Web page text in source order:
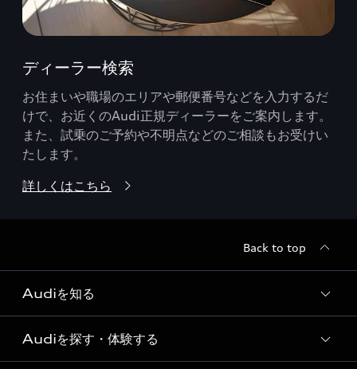
ディーラー検索
お住まいや職場のエリアや郵便番号などを入力するだ
けで、お近くのAudi正規ディーラーをご案内します。
また、試乗のご予約や不明点などのご相談もお受けい
たします。
詳しくはこちら
Back to top
Audiを知る
Audi ブランド
Audiを探す・体験する